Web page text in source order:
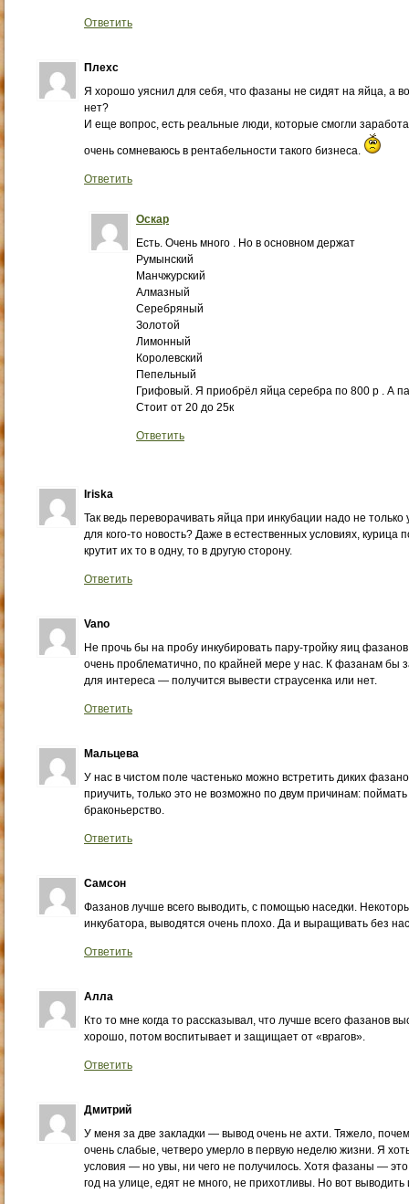
Ответить
Плехс
Я хорошо уяснил для себя, что фазаны не сидят на яйца, а
нет?
И еще вопрос, есть реальные люди, которые смогли
очень сомневаюсь в рентабельности такого бизнеса.
Ответить
Оскар
Есть. Очень много . Но в основном держат
Румынский
Манчжурский
Алмазный
Серебряный
Золотой
Лимонный
Королевский
Пепельный
Грифовый. Я приобрёл яйца серебра по 800 р . А
Стоит от 20 до 25к
Ответить
Iriska
Так ведь переворачивать яйца при инкубации надо не
для кого-то новость? Даже в естественных условиях, курица
крутит их то в одну, то в другую сторону.
Ответить
Vano
Не прочь бы на пробу инкубировать пару-тройку яиц
очень проблематично, по крайней мере у нас. К фазанам бы
для интереса — получится вывести страусенка или нет.
Ответить
Мальцева
У нас в чистом поле частенько можно встретить диких
приучить, только это не возможно по двум причинам:
браконьерство.
Ответить
Самсон
Фазанов лучше всего выводить, с помощью наседки.
инкубатора, выводятся очень плохо. Да и выращивать без
Ответить
Алла
Кто то мне когда то рассказывал, что лучше всего фазанов
хорошо, потом воспитывает и защищает от «врагов».
Ответить
Дмитрий
У меня за две закладки — вывод очень не ахти. Тяжело,
очень слабые, четверо умерло в первую неделю жизни. Я
условия — но увы, ни чего не получилось. Хотя фазаны —
год на улице, едят не много, не прихотливы. Но вот